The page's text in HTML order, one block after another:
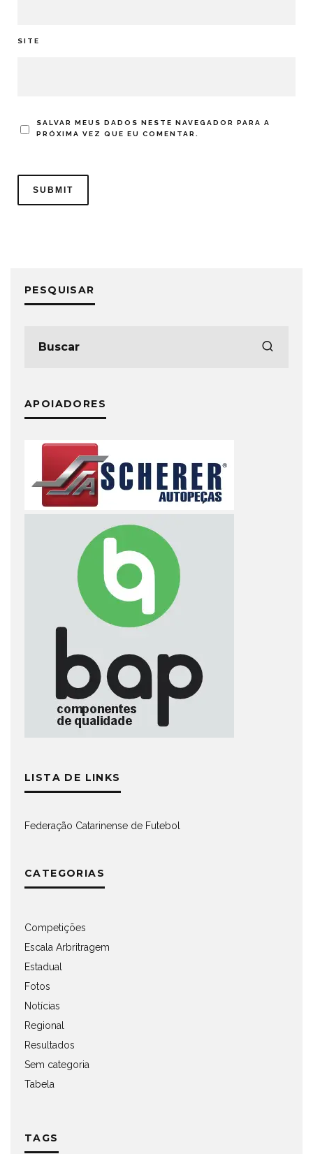
SITE
SALVAR MEUS DADOS NESTE NAVEGADOR PARA A
PRÓXIMA VEZ QUE EU COMENTAR.
PESQUISAR
APOIADORES
LISTA DE LINKS
Federação Catarinense de Futebol
CATEGORIAS
Competições
Escala Arbritragem
Estadual
Fotos
Notícias
Regional
Resultados
Sem categoria
Tabela
TAGS